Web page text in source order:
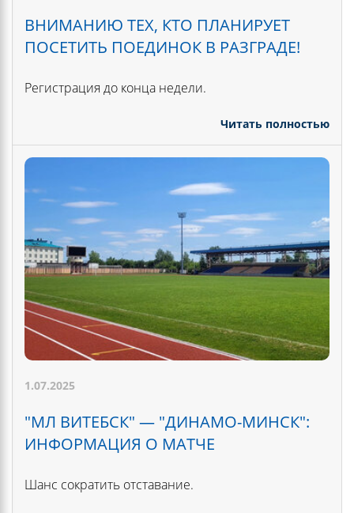
ВНИМАНИЮ ТЕХ, КТО ПЛАНИРУЕТ
ПОСЕТИТЬ ПОЕДИНОК В РАЗГРАДЕ!
Регистрация до конца недели.
Читать полностью
1.07.2025
"МЛ ВИТЕБСК" — "ДИНАМО-МИНСК":
ИНФОРМАЦИЯ О МАТЧЕ
Шанс сократить отставание.